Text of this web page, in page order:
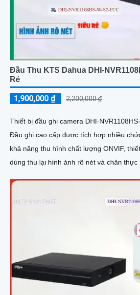
Đầu Thu KTS Dahua DHI-
Rẻ
1,900,000 ₫ 2,200,000 ₫
Thiết bị đầu ghi camera DHI-
Đầu ghi cao cấp được tích hợp nhiều chức
khả năng thu hình chất lượng ONVIF,
dùng thu lại hình ảnh rõ nét và chân thực